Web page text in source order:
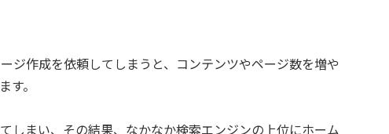
ジ作成を依頼してしまうと、コンテンツやページ数を増や
。
しまい、その結果、なかなか検索エンジンの上位にホーム